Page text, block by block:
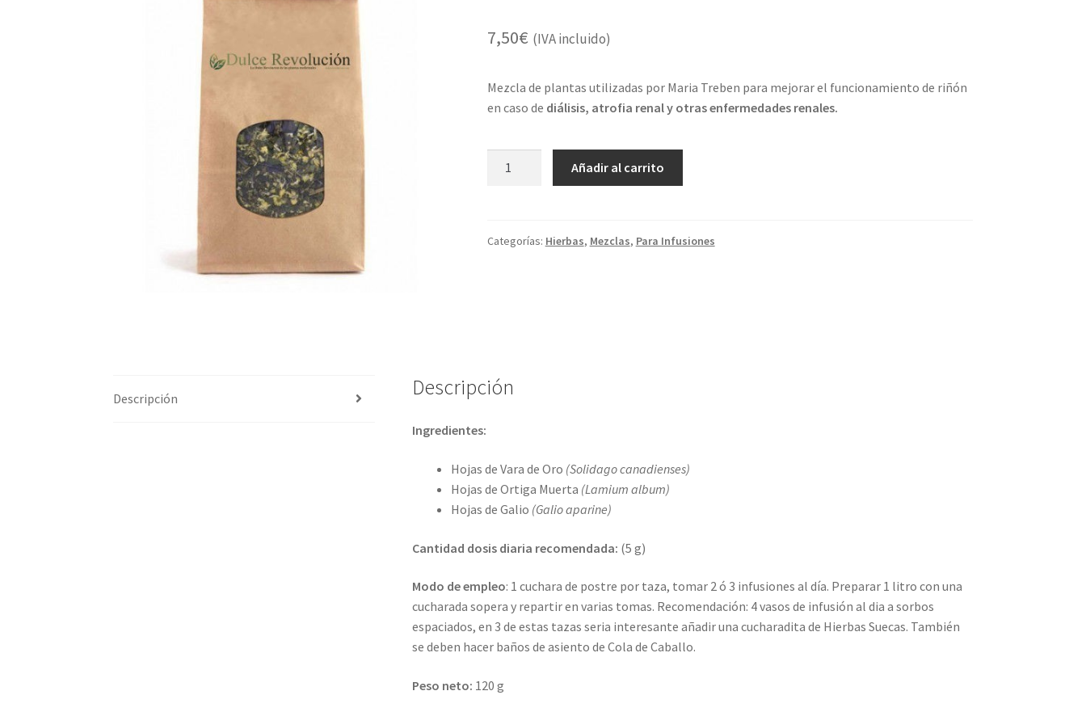
7,50€ (IVA incluido)
Mezcla de plantas utilizadas por Maria Treben para mejorar el funcionamiento de riñón
en caso de diálisis, atrofia renal y otras enfermedades renales.
Añadir al carrito
Categorías: Hierbas, Mezclas, Para Infusiones
Descripción Descripción
Ingredientes:
Hojas de Vara de Oro (Solidago canadienses)
Hojas de Ortiga Muerta (Lamium album)
Hojas de Galio (Galio aparine)
Cantidad dosis diaria recomendada: (5 g)
Modo de empleo: 1 cuchara de postre por taza, tomar 2 ó 3 infusiones al día. Preparar 1 litro con una
cucharada sopera y repartir en varias tomas. Recomendación: 4 vasos de infusión al dia a sorbos
espaciados, en 3 de estas tazas seria interesante añadir una cucharadita de Hierbas Suecas. También
se deben hacer baños de asiento de Cola de Caballo.
Peso neto: 120 g